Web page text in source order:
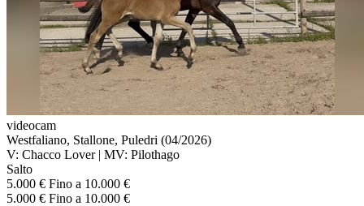
videocam
Westfaliano, Stallone, Puledri (04/2026)
V: Chacco Lover | MV: Pilothago
Salto
5.000 € Fino a 10.000 €
5.000 € Fino a 10.000 €